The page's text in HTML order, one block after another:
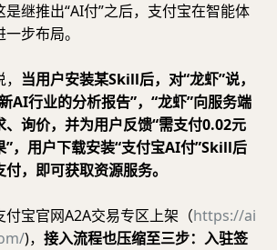
继推出“AI付”之后，支付宝在智能体
步布局。
当用户安装某Skill后，对“龙虾”说，
AI行业的分析报告”，“龙虾”向服务端
、询价，并为用户反馈“需支付0.02元
”，用户下载安装“支付宝AI付”Skill后
，即可获取资源服务。
付宝官网A2A交易专区上架（https://ai
)， 接入流程也压缩至三步：入驻签